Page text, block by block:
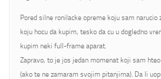
Pored silne ronilacke opreme koju sam narucio
koju hocu da kupim, tesko da cu u dogledno
kupim neki full-frame aparat.
Zapravo, to je jos jedan momenat koji sam
(ako te ne zamaram svojim pitanjima). Da li